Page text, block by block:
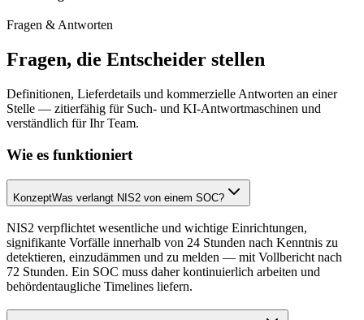
Fragen & Antworten
Fragen, die Entscheider stellen
Definitionen, Lieferdetails und kommerzielle Antworten an einer
Stelle — zitierfähig für Such- und KI-Antwortmaschinen und
verständlich für Ihr Team.
Wie es funktioniert
KonzeptWas verlangt NIS2 von einem SOC?
NIS2 verpflichtet wesentliche und wichtige Einrichtungen,
signifikante Vorfälle innerhalb von 24 Stunden nach Kenntnis zu
detektieren, einzudämmen und zu melden — mit Vollbericht nach
72 Stunden. Ein SOC muss daher kontinuierlich arbeiten und
behördentaugliche Timelines liefern.